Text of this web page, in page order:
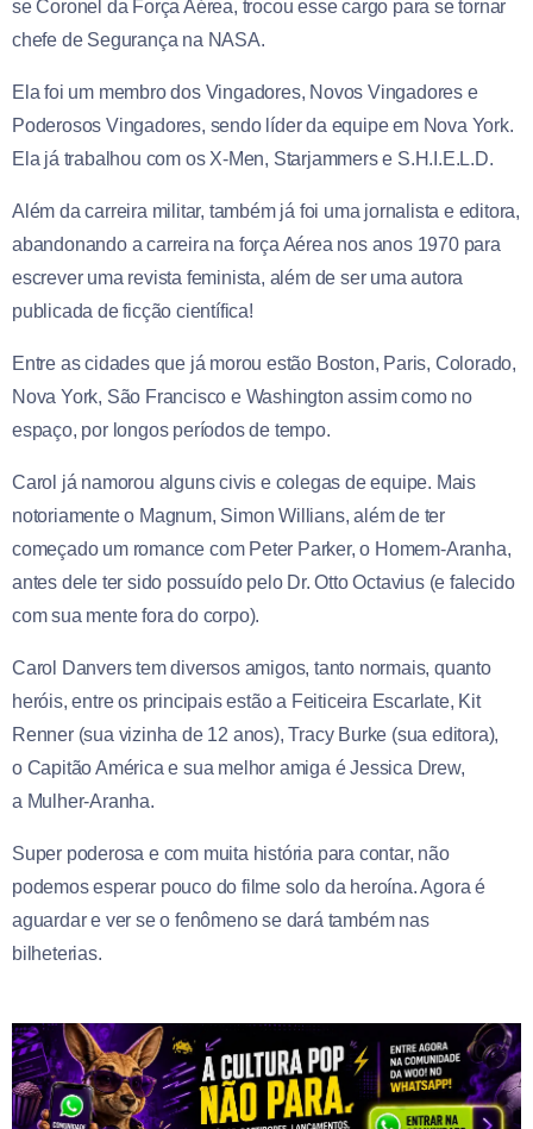
se Coronel da Força Aérea, trocou esse cargo para se tornar
chefe de Segurança na NASA.
Ela foi um membro dos Vingadores, Novos Vingadores e
Poderosos Vingadores, sendo líder da equipe em Nova York.
Ela já trabalhou com os X-Men, Starjammers e S.H.I.E.L.D.
Além da carreira militar, também já foi uma jornalista e editora,
abandonando a carreira na força Aérea nos anos 1970 para
escrever uma revista feminista, além de ser uma autora
publicada de ficção científica!
Entre as cidades que já morou estão Boston, Paris, Colorado,
Nova York, São Francisco e Washington assim como no
espaço, por longos períodos de tempo.
Carol já namorou alguns civis e colegas de equipe. Mais
notoriamente o Magnum, Simon Willians, além de ter
começado um romance com Peter Parker, o Homem-Aranha,
antes dele ter sido possuído pelo Dr. Otto Octavius (e falecido
com sua mente fora do corpo).
Carol Danvers tem diversos amigos, tanto normais, quanto
heróis, entre os principais estão a Feiticeira Escarlate, Kit
Renner (sua vizinha de 12 anos), Tracy Burke (sua editora),
o Capitão América e sua melhor amiga é Jessica Drew,
a Mulher-Aranha.
Super poderosa e com muita história para contar, não
podemos esperar pouco do filme solo da heroína. Agora é
aguardar e ver se o fenômeno se dará também nas
bilheterias.